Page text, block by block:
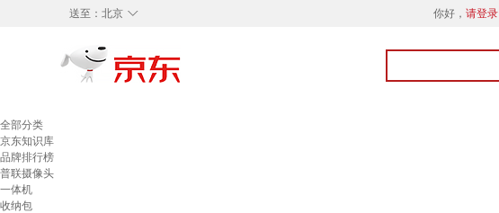
◇
送至： 北京 你好， 请登录
全部分类
京东知识库
品牌排行榜
普联摄像头
一体机
收纳包